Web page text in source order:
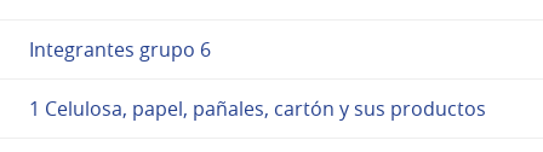
Integrantes grupo 6
1 Celulosa, papel, pañales, cartón y sus productos